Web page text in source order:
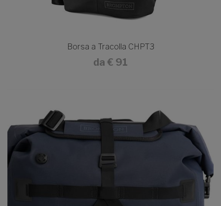
Borsa a Tracolla CHPT3
da € 91